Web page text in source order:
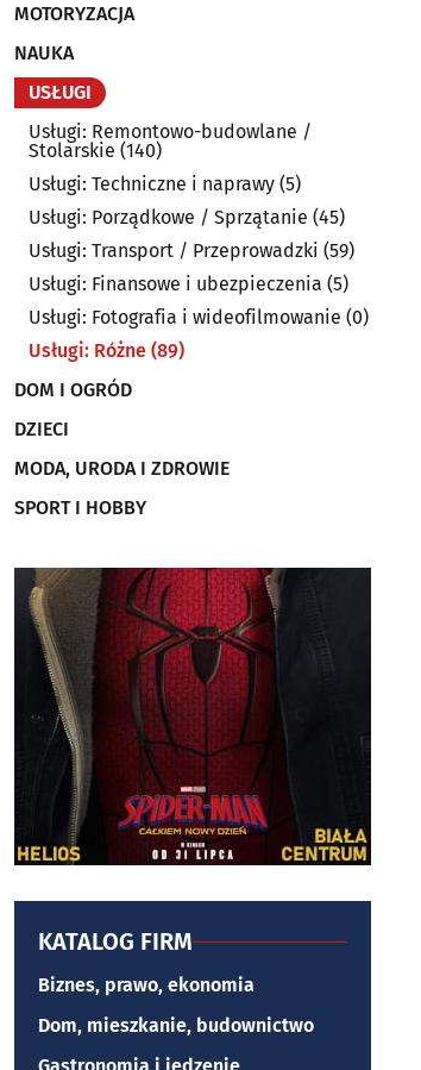
MOTORYZACJA
NAUKA
USŁUGI
Usługi: Remontowo-budowlane /
Stolarskie (140)
Usługi: Techniczne i naprawy (5)
Usługi: Porządkowe / Sprzątanie (45)
Usługi: Transport / Przeprowadzki (59)
Usługi: Finansowe i ubezpieczenia (5)
Usługi: Fotografia i wideofilmowanie (0)
Usługi: Różne (89)
DOM I OGRÓD
DZIECI
MODA, URODA I ZDROWIE
SPORT I HOBBY
KATALOG FIRM
Biznes, prawo, ekonomia
Dom, mieszkanie, budownictwo